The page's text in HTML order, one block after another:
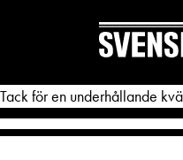
Tack för en underhållande